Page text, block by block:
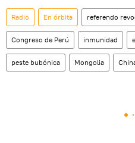
Radio En órbita referendo
Congreso de Perú inmunidad
peste bubónica Mongolia